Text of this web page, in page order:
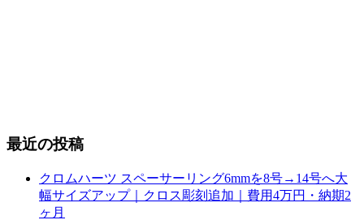
最近の投稿
クロムハーツ スペーサーリング6mmを8号→14号へ大
幅サイズアップ｜クロス彫刻追加｜費用4万円・納期2
ヶ月